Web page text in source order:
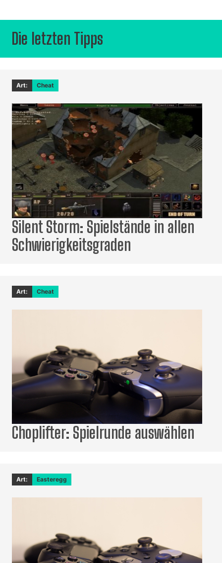
Die letzten Tipps
Art: Cheat
Silent Storm: Spielstände in allen
Schwierigkeitsgraden
Art: Cheat
Choplifter: Spielrunde auswählen
Art: Easteregg